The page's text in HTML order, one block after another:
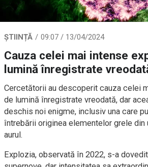
ȘTIINȚĂ 09:07 / 13/04/2024
Cauza celei mai intense
lumină înregistrate
Cercetătorii au descoperit cauza celei
de lumină înregistrate vreodată, dar
deschis noi enigme, inclusiv una care
întrebării originea elementelor grele din
aurul.
Explozia, observată în 2022, s-a